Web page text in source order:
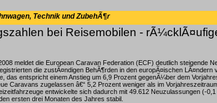
Technik und ZubehÃ¶r
bei Reisemobilen -
meldet die European Caravan Federation (ECF) deutlich steigende
die zustÃ¤ndigen BehÃ¶rden in den europÃ¤ischen LÃ¤ndern
das entspricht einem Anstieg um 6,9 Prozent gegenÃ¼ber dem
Caravans zugelassen â€“ 5,2 Prozent weniger als im
entwickelte sich dadurch mit 49.612 Neuzulassungen (-0,1
ersten drei Monaten des Jahres stabil.